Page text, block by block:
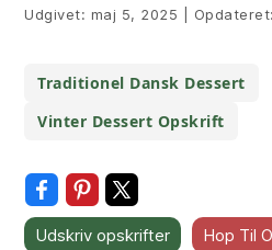
Udgivet: maj 5, 2025 Opdateret:
Traditionel Dansk Dessert
Vinter Dessert Opskrift
Udskriv opskrifter Hop Til